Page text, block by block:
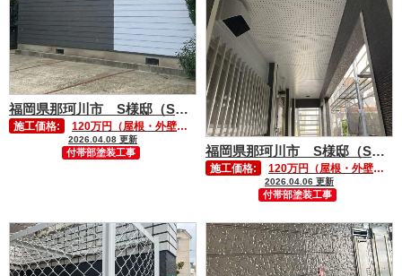
福岡県那珂川市 S様邸（Sハイツ）付帯部塗装工事②
施工価格: 120万円（屋根・外壁塗装含む）
2026.04.08 更新
付帯部塗装工事 福岡県那珂川市 S様邸（Sハイツ）付帯部塗装工事①
施工価格: 120万円（屋根・外壁塗装含む）
2026.04.06 更新
付帯部塗装工事